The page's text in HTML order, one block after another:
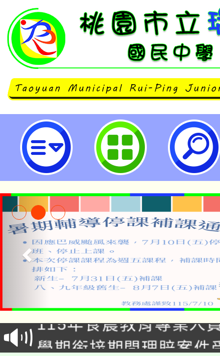
neilrpjhstyc網站設計者：徐嘉
淨零綠生活教案入校路
會
115年食農教育專業人
程
學期銜接期間理賠案件